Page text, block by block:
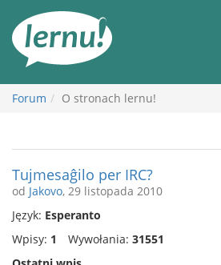
Forum O stronach lernu!
Tujmesaĝilo per IRC?
od Jakovo, 29 listopada 2010
Język: Esperanto
Wpisy: 1 Wywołania: 31551